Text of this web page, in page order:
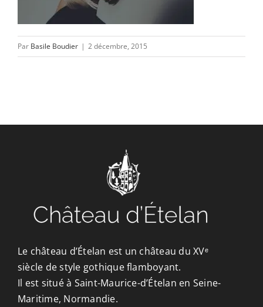
NOUS SUIVRE
L’ASSOCIATION
Par Basile Boudier | 2 décembre, 2015
Le château d’Ételan est un château du XVᵉ
siècle de style gothique flamboyant.
Il est situé à Saint-Maurice-d’Ételan en Seine-
Maritime, Normandie.